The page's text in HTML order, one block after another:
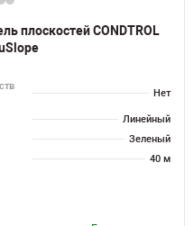
плоскостей CONDTROL
Нет
Линейный
Зеленый
40 м